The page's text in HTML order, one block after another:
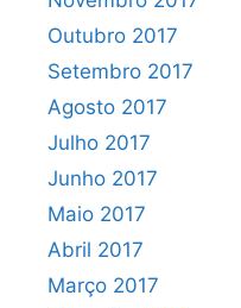
Outubro 2017
Setembro 2017
Agosto 2017
Julho 2017
Junho 2017
Maio 2017
Abril 2017
Março 2017